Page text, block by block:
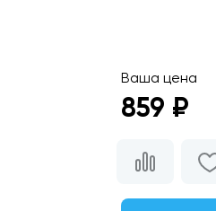
Ваша цена
859 ₽